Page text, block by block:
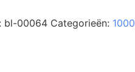
bl-00064 Categorieën: 1000